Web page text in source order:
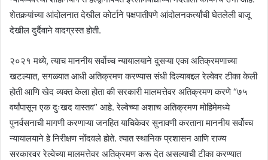
शेतकर्‍यांच्या आंदोलनात देखील कोर्टाने पक्षपातीपणे आंदोलनकर्त्यांची घेतलेली बाजू
देखील दुर्दैवाने वादग्रस्त होती.
२०२१ मध्ये, त्याच माननीय सर्वोच्च न्यायालयाने दुसऱ्या एका अतिक्रमणाच्या
खटल्यात, सगळ्यात आधी अतिक्रमण करण्यास संधी दिल्याबद्दल रेल्वेवर टीका केली
होती आणि खेद व्यक्त केला होता की सरकारी मालमत्तेवर अतिक्रमण करणे “७५
वर्षांपासून एक दुःखद वास्तव” आहे. रेल्वेच्या अशाच अतिक्रमण मोहिमेमध्ये
पुनर्वसनाची मागणी करणाऱ्या जनहित याचिकेवर सुनावणी करताना माननीय सर्वोच्च
न्यायालयाने हे निरीक्षण नोंदवले होते. त्यात स्थानिक प्रशासन आणि राज्य
सरकारवर रेल्वेच्या मालमत्तेवर अतिक्रमण करू देत असल्याची टीका करण्यात